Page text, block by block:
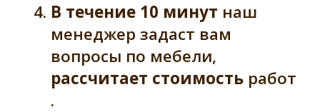
В течение 10 минут наш
менеджер задаст вам
вопросы по мебели,
рассчитает стоимостьработ
.